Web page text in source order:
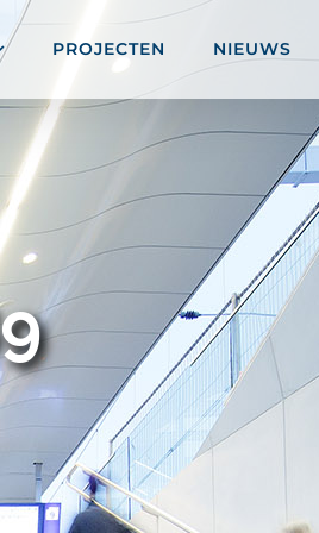
PROJECTEN NIEUWS